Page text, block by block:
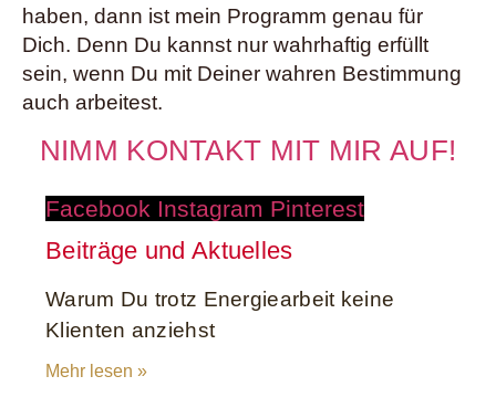
haben, dann ist mein Programm genau für
Dich. Denn Du kannst nur wahrhaftig erfüllt
sein, wenn Du mit Deiner wahren Bestimmung
auch arbeitest.
NIMM KONTAKT MIT MIR AUF!
Facebook Instagram Pinterest
Beiträge und Aktuelles
Warum Du trotz Energiearbeit keine
Klienten anziehst
Mehr lesen »